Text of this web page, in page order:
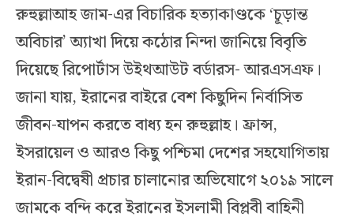
রুহুল্লাআহ জাম-এর বিচারিক হত্যাকাণ্ডকে ‘চূড়ান্ত
অবিচার’ অ্যাখা দিয়ে কঠোর নিন্দা জানিয়ে বিবৃতি
দিয়েছে রিপোর্টাস উইথআউট বর্ডারস- আরএসএফ।
জানা যায়, ইরানের বাইরে বেশ কিছুদিন নির্বাসিত
জীবন-যাপন করতে বাধ্য হন রুহুল্লাহ। ফ্রান্স,
ইসরায়েল ও আরও কিছু পশ্চিমা দেশের সহযোগিতায়
ইরান-বিদ্বেষী প্রচার চালানোর অভিযোগে ২০১৯ সালে
জামকে বন্দি করে ইরানের ইসলামী বিপ্লবী বাহিনী